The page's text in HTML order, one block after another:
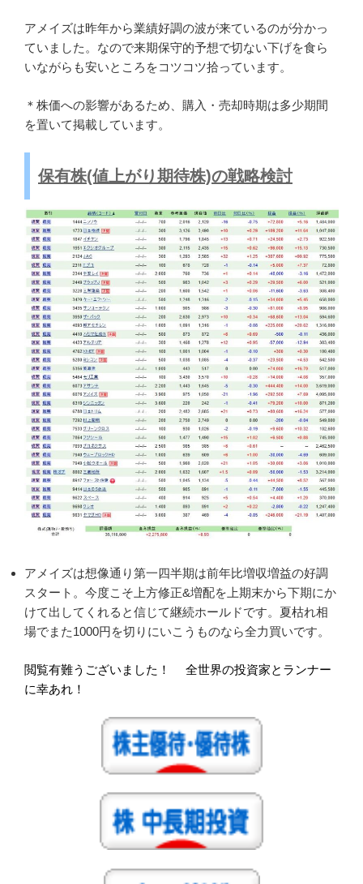
アメイズは昨年から業績好調の波が来ているのが分かっ
ていました。なので来期保守的予想で切ない下げを食ら
いながらも安いところをコツコツ拾っています。
＊株価への影響があるため、購入・売却時期は多少期間
を置いて掲載しています。
保有株(値上がり期待株)の戦略検討
アメイズは想像通り第一四半期は前年比増収増益の好調
スタート。今度こそ上方修正&増配を上期末から下期にか
けて出してくれると信じて継続ホールドです。夏枯れ相
場でまた1000円を切りにいこうものなら全力買いです。
閲覧有難うございました！
全世界の投資家とランナー
に幸あれ！